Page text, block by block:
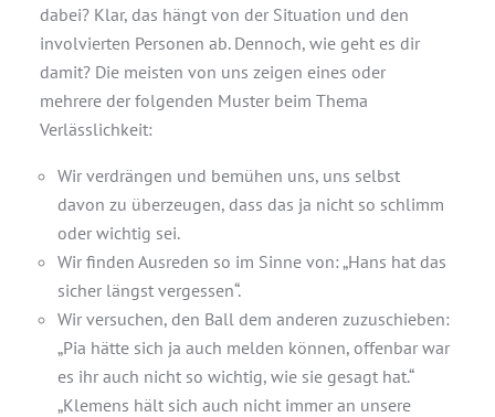
dabei? Klar, das hängt von der Situation und den
involvierten Personen ab. Dennoch, wie geht es dir
damit? Die meisten von uns zeigen eines oder
mehrere der folgenden Muster beim Thema
Verlässlichkeit:
Wir verdrängen und bemühen uns, uns selbst
davon zu überzeugen, dass das ja nicht so schlimm
oder wichtig sei.
Wir finden Ausreden so im Sinne von: „Hans hat das
sicher längst vergessen“.
Wir versuchen, den Ball dem anderen zuzuschieben:
„Pia hätte sich ja auch melden können, offenbar war
es ihr auch nicht so wichtig, wie sie gesagt hat.“
„Klemens hält sich auch nicht immer an unsere